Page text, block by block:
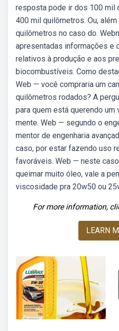
resposta pode ir dos 100 mil
400 mil quilômetros. Ou,
quilômetros no caso do.
apresentadas informações e
relativos à produção e aos
biocombustíveis. Como
Web — você compraria um
quilômetros rodados? A
para quem está querendo um
mente. Web — segundo o
mentor de engenharia
caso, por estar fazendo uso
favoráveis. Web — neste
queimar muito óleo, vale a
viscosidade pra 20w50 ou
For more information,
LEARN